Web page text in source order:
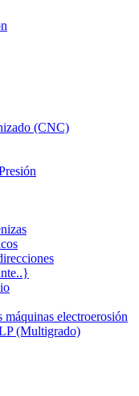
(CNC)
electroerosión
(Multigrado)